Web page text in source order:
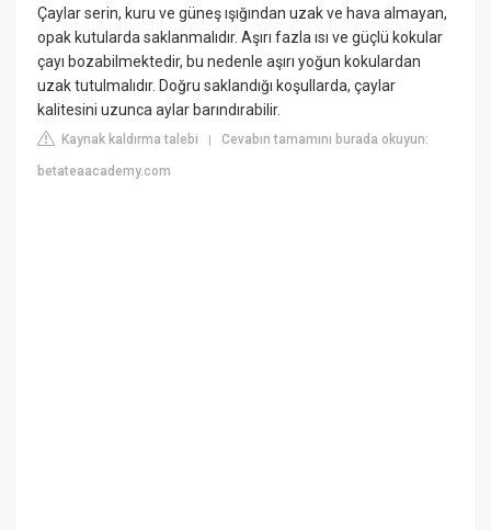
Çaylar serin, kuru ve güneş ışığından uzak ve hava almayan,
opak kutularda saklanmalıdır. Aşırı fazla ısı ve güçlü kokular
çayı bozabilmektedir, bu nedenle aşırı yoğun kokulardan
uzak tutulmalıdır. Doğru saklandığı koşullarda, çaylar
kalitesini uzunca aylar barındırabilir.
Kaynak kaldırma talebi |Cevabın tamamını burada okuyun:
betateaacademy.com